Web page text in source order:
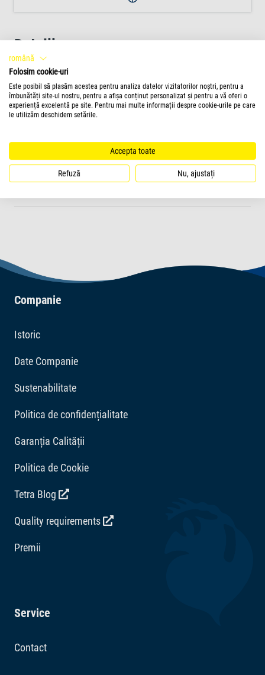
Detalii
Poate fi atașat la exteriorul peretelui acvariului
Citirea temperaturii precisă de la 20
Companie
Istoric
Date Companie
Sustenabilitate
Politica de confidențialitate
Garanția Calității
Politica de Cookie
Tetra Blog
Quality requirements
Premii
Service
Contact
română
Folosim cookie-uri
Este posibil să plasăm acestea pentru analiza datelor vizitatorilor noștri, pentru a
îmbunătăți site-ul nostru, pentru a afișa conținut personalizat și pentru a vă oferi o
experiență excelentă pe site. Pentru mai multe informații despre cookie-urile pe care
le utilizăm deschidem setările.
Accepta toate
Refuză Nu, ajustați